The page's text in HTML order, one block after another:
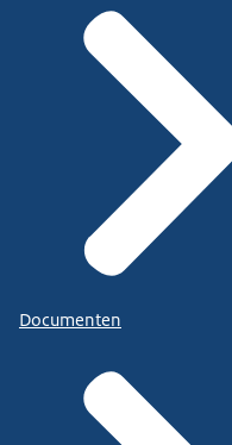
Documenten